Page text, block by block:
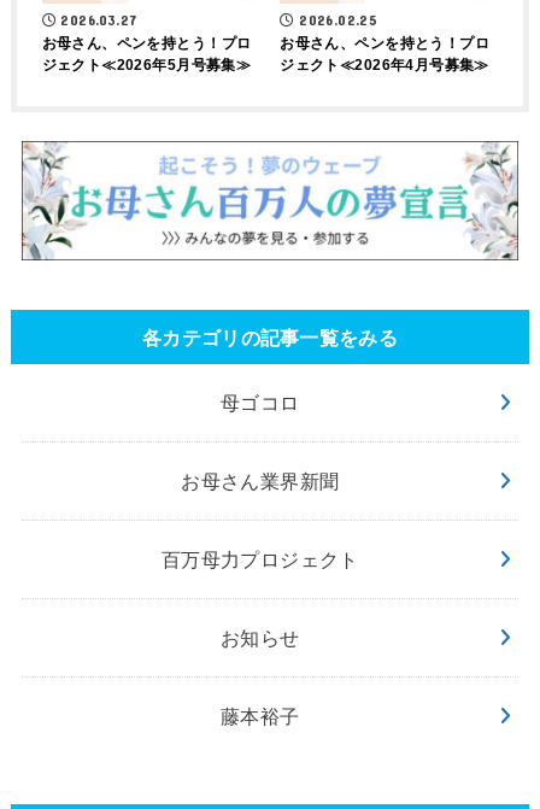
2026.03.27
お母さん、ペンを持とう！プロ
ジェクト≪2026年5月号募集≫
2026.02.25
お母さん、ペンを持とう！プロ
ジェクト≪2026年4月号募集≫
各カテゴリの記事一覧をみる
母ゴコロ
お母さん業界新聞
百万母力プロジェクト
お知らせ
藤本裕子